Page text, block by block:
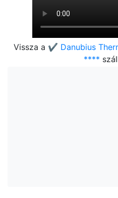
Vissza a ✔️ Danubius
****